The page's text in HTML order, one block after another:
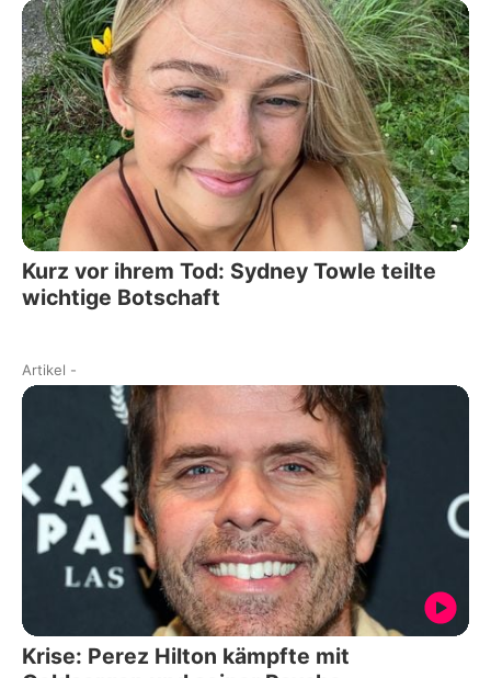
Kurz vor ihrem Tod: Sydney Towle teilte
wichtige Botschaft
Artikel -
Krise: Perez Hilton kämpfte mit